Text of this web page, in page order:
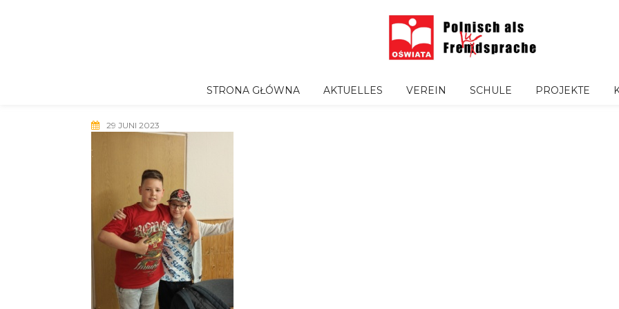
STRONA GŁÓWNA AKTUELLES VEREIN SCHULE PROJEKTE
29 JUNI 2023